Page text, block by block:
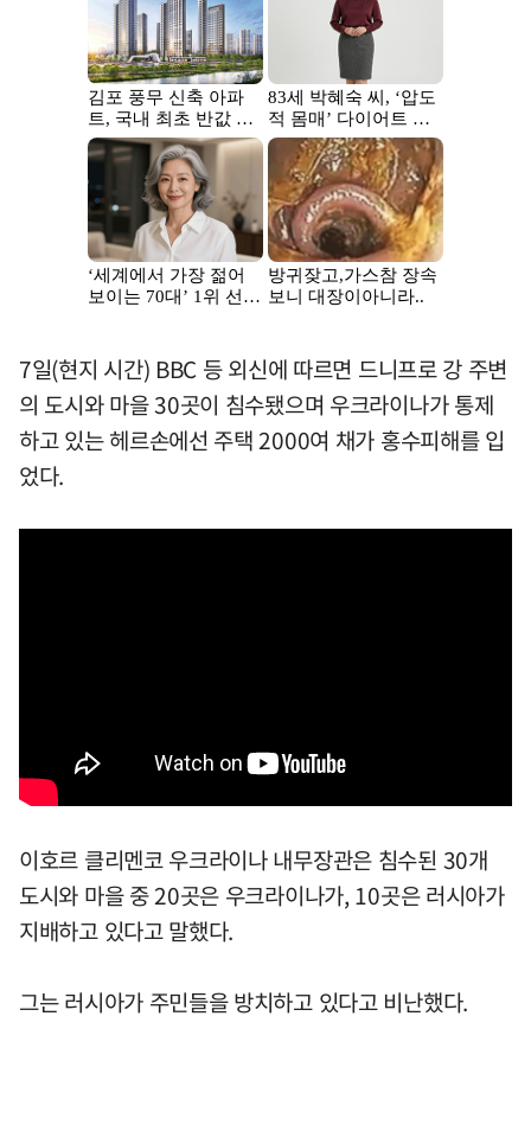
7일(현지 시간) BBC 등 외신에 따르면 드니프로 강 주변
의 도시와 마을 30곳이 침수됐으며 우크라이나가 통제
하고 있는 헤르손에선 주택 2000여 채가 홍수피해를 입
었다.
이호르 클리멘코 우크라이나 내무장관은 침수된 30개
도시와 마을 중 20곳은 우크라이나가, 10곳은 러시아가
지배하고 있다고 말했다.
그는 러시아가 주민들을 방치하고 있다고 비난했다.